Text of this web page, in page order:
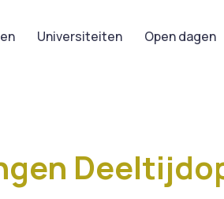
Universiteiten Open dagen